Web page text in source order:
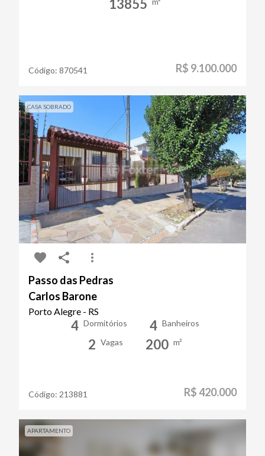
13855
Código: 870541 R$ 9.100.000
CASA SOBRADO
Passo das Pedras
Carlos Barone
Porto Alegre - RS
4 Dormitórios 4 Banheiros
2 Vagas 200 m²
Código: 213881 R$ 420.000
APARTAMENTO